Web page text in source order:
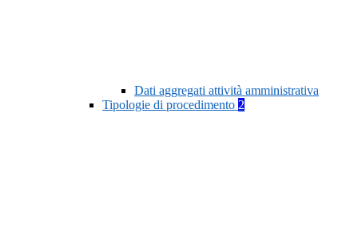
Dati aggregati attività amministrativa
Tipologie di procedimento 2